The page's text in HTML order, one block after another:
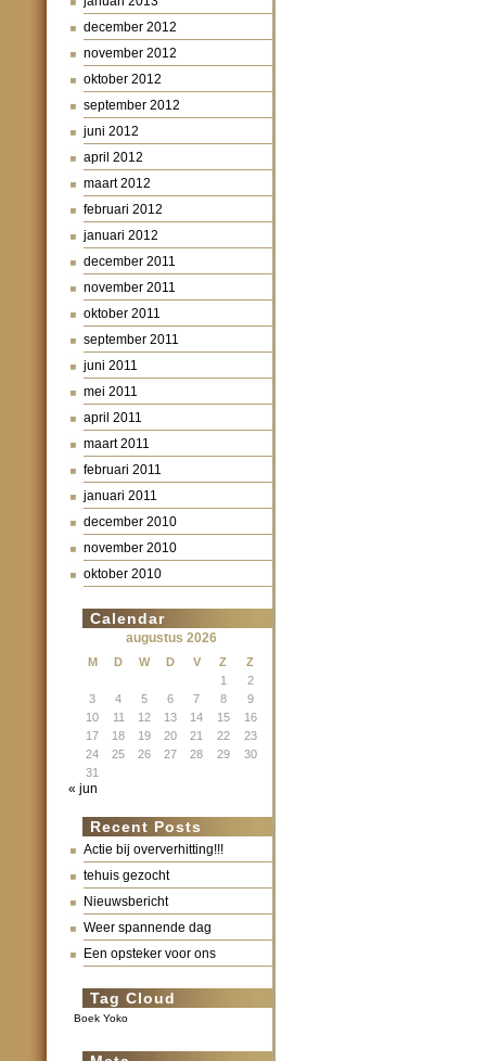
december 2012
november 2012
oktober 2012
september 2012
juni 2012
april 2012
maart 2012
februari 2012
januari 2012
december 2011
november 2011
oktober 2011
september 2011
juni 2011
mei 2011
april 2011
maart 2011
februari 2011
januari 2011
december 2010
november 2010
oktober 2010
Calendar
augustus 2026
M D W D V Z
Z
1
2
3
4 5 6 7 8
9
10
11 12 13 14 15
16
17
18 19 20 21 22
23
24
25 26 27 28 29
30
31
« jun
Recent Posts
Actie bij oververhitting!!!
tehuis gezocht
Nieuwsbericht
Weer spannende dag
Een opsteker voor ons
Tag Cloud
Boek Yoko